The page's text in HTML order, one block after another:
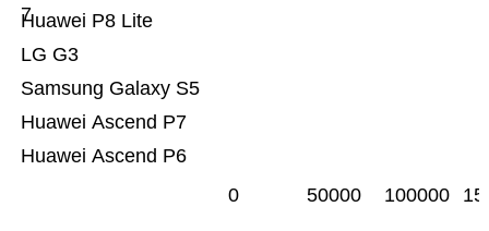
Huawei Ascend P6
Huawei Ascend P7
Samsung Galaxy S5
LG G3
Huawei P8 Lite
7
0 50000 100000